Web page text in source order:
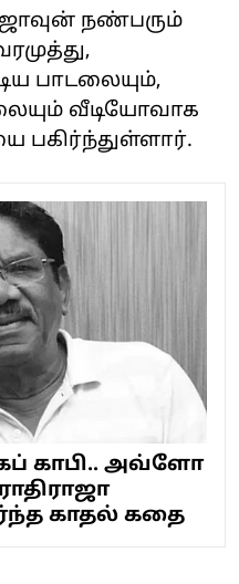
நண்பரும்
பாடலையும்,
வீடியோவாக
பகிர்ந்துள்ளார்.
காபி.. அவ்ளோ
காதல் கதை